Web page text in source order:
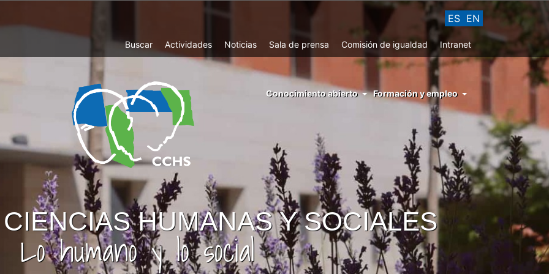
ES EN
Top
Menu
Buscar Actividades Noticias Sala de prensa Comisión de igualdad Intranet
menu
conocimiento
abierto
Conocimiento abierto Formación y empleo
HUMANAS Y SOCIALES
Lo humano y lo social